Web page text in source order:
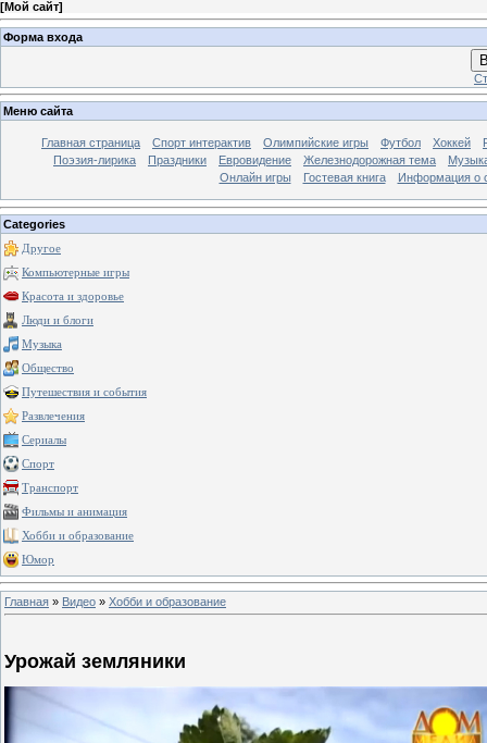
[Мой сайт]
Форма входа
Меню сайта
Главная страница Спорт интерактив Олимпийские игры Футбол Хоккей
Поэзия-лирика
Праздники Евровидение Железнодорожная тема
Онлайн игры
Гостевая книга Информация о
Categories
Другое
Компьютерные игры
Красота и здоровье
Люди и блоги
Музыка
Общество
Путешествия и события
Развлечения
Сериалы
Спорт
Транспорт
Фильмы и анимация
Хобби и образование
Юмор
Главная » Видео » Хобби и образование
Урожай земляники